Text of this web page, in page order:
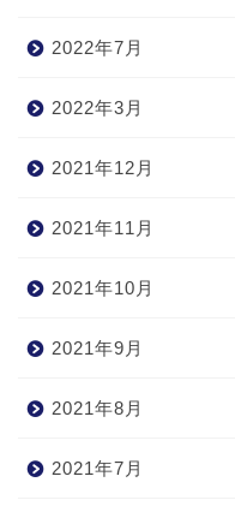
2022年7月
2022年3月
2021年12月
2021年11月
2021年10月
2021年9月
2021年8月
2021年7月